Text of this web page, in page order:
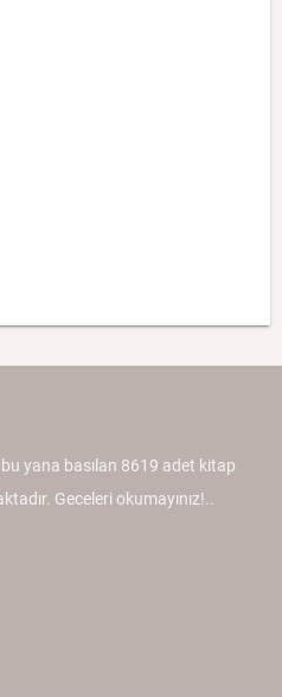
yana basılan 8619 adet kitap
Geceleri okumayınız!..